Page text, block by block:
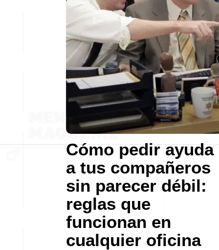
Cómo pedir ayuda
a tus compañeros
sin parecer débil:
reglas que
funcionan en
cualquier oficina